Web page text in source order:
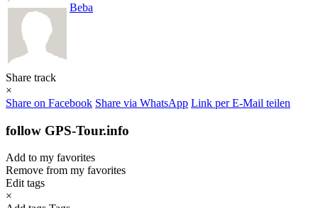
Beba
Share track
×
Share on Facebook Share via WhatsApp Link per E-Mail teilen
follow GPS-Tour.info
Add to my favorites
Remove from my favorites
Edit tags
×